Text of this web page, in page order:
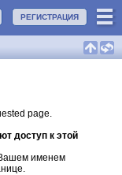
РЕГИСТРАЦИЯ
page.
доступ к этой
именем